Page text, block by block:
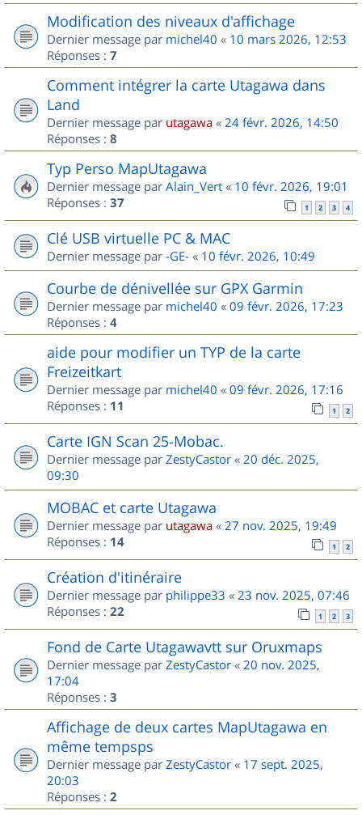
Modification des niveaux d'affichage
Dernier message par michel40 « 10 mars 2026, 12:53
Réponses : 7
Comment intégrer la carte Utagawa dans
Land
Dernier message par utagawa « 24 févr. 2026, 14:50
Réponses : 8
Typ Perso MapUtagawa
Dernier message par Alain_Vert « 10 févr. 2026, 19:01
Réponses : 37 1 2 3 4
Clé USB virtuelle PC & MAC
Dernier message par -GE- « 10 févr. 2026, 10:49
Courbe de dénivellée sur GPX Garmin
Dernier message par michel40 « 09 févr. 2026, 17:23
Réponses : 4
aide pour modifier un TYP de la carte
Freizeitkart
Dernier message par michel40 « 09 févr. 2026, 17:16
Réponses : 11 1 2
Carte IGN Scan 25-Mobac.
Dernier message par ZestyCastor « 20 déc. 2025,
09:30
MOBAC et carte Utagawa
Dernier message par utagawa « 27 nov. 2025, 19:49
Réponses : 14 1 2
Création d'itinéraire
Dernier message par philippe33 « 23 nov. 2025, 07:46
Réponses : 22 1 2 3
Fond de Carte Utagawavtt sur Oruxmaps
Dernier message par ZestyCastor « 20 nov. 2025,
17:04
Réponses : 3
Affichage de deux cartes MapUtagawa en
même tempsps
Dernier message par ZestyCastor « 17 sept. 2025,
20:03
Réponses : 2